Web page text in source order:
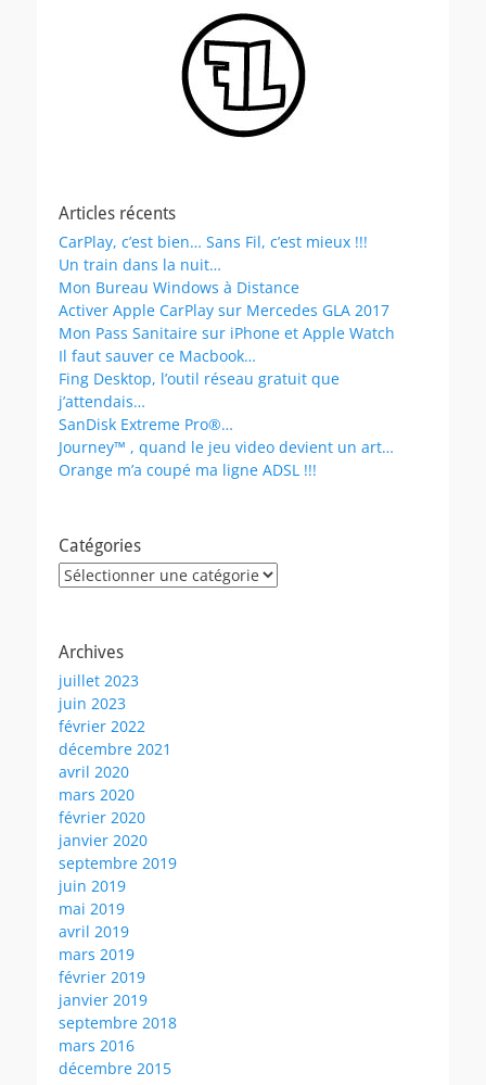
Articles récents
CarPlay, c’est bien… Sans Fil, c’est mieux !!!
Un train dans la nuit…
Mon Bureau Windows à Distance
Activer Apple CarPlay sur Mercedes GLA 2017
Mon Pass Sanitaire sur iPhone et Apple Watch
Il faut sauver ce Macbook…
Fing Desktop, l’outil réseau gratuit que
j’attendais…
SanDisk Extreme Pro®…
Journey™ , quand le jeu video devient un art…
Orange m’a coupé ma ligne ADSL !!!
Catégories
Catégories
Archives
juillet 2023
juin 2023
février 2022
décembre 2021
avril 2020
mars 2020
février 2020
janvier 2020
septembre 2019
juin 2019
mai 2019
avril 2019
mars 2019
février 2019
janvier 2019
septembre 2018
mars 2016
décembre 2015